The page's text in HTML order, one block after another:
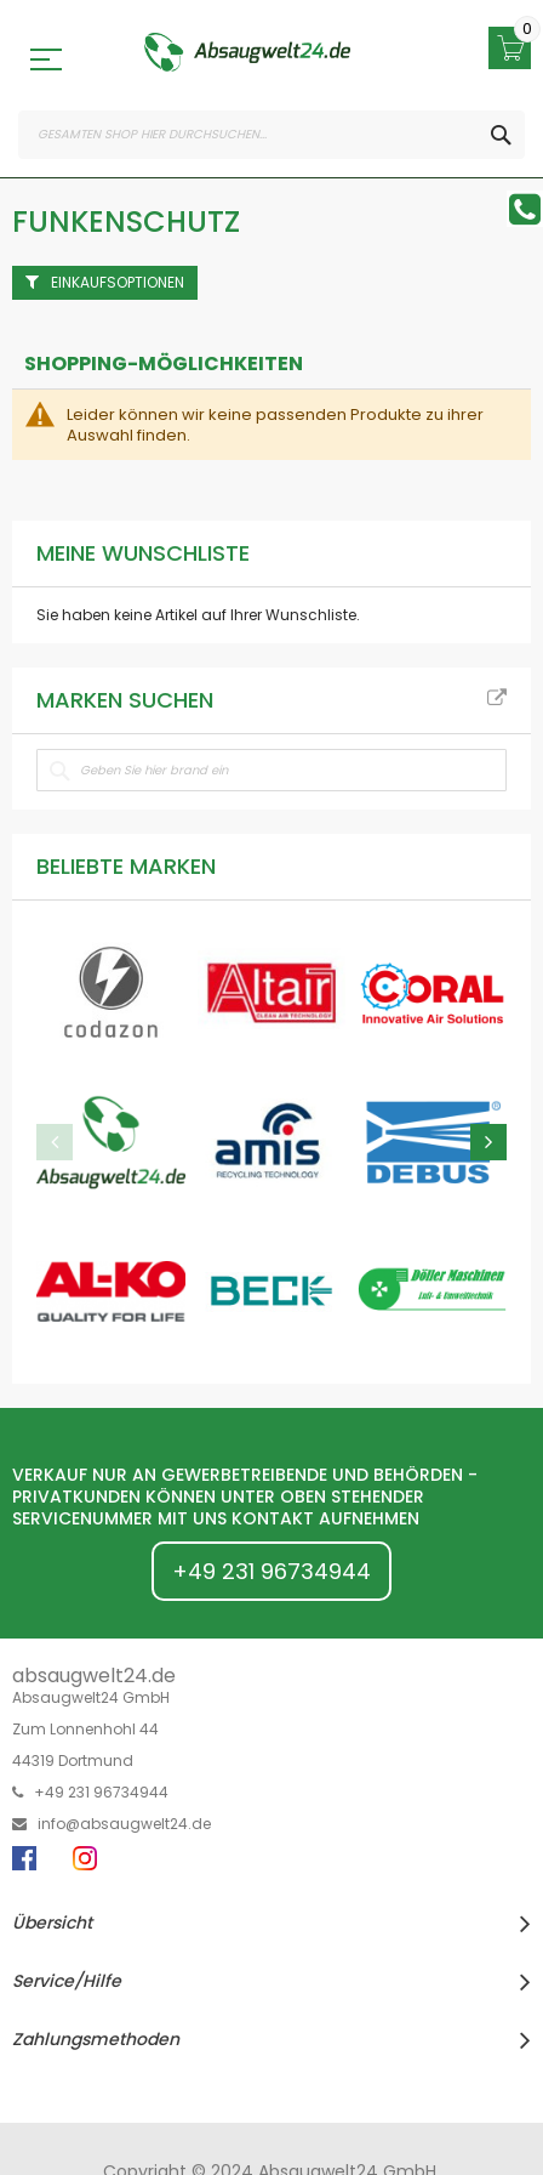
0
FUNKENSCHUTZ
Leider können wir keine passenden Produkte zu ihrer
Auswahl finden.
EINKAUFSOPTIONEN
SHOPPING-MÖGLICHKEITEN
MEINE WUNSCHLISTE
Sie haben keine Artikel auf Ihrer Wunschliste.
MARKEN SUCHEN
BELIEBTE MARKEN
VERKAUF NUR AN GEWERBETREIBENDE UND BEHÖRDEN -
PRIVATKUNDEN KÖNNEN UNTER OBEN STEHENDER
SERVICENUMMER MIT UNS KONTAKT AUFNEHMEN
+49 231 96734944
absaugwelt24.de
Absaugwelt24 GmbH
Zum Lonnenhohl 44
44319 Dortmund
+49 231 96734944
info@absaugwelt24.de
Übersicht
Service/Hilfe
Zahlungsmethoden